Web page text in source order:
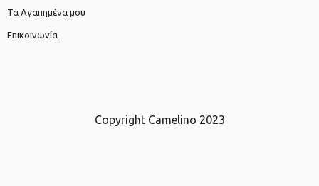
Τα Αγαπημένα μου
Επικοινωνία
Copyright Camelino 2023